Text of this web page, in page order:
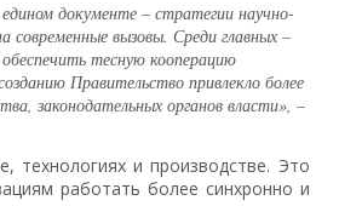
документе – стратегии научно-
современные вызовы. Среди главных –
тесную кооперацию
Правительство привлекло более
законодательных органов власти», –
технологиях и производстве. Это
работать более синхронно и